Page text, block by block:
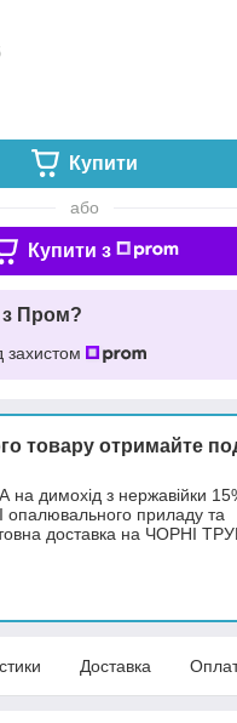
Купити
або
Купити з
з Пром?
захистом
товару отримайте
димохід з нержавійки
опалювального приладу та
доставка на ЧОРНІ
Доставка